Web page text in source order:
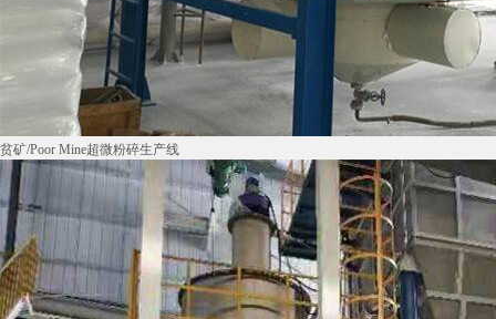
贫矿/Poor Mine超微粉碎生产线